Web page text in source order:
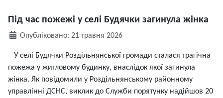
Під час пожежі у селі Будячки загинула жінка
ДеталіОпубліковано: 21 травня 2026
У селі Будячки Роздільнянської громади сталася трагічна
пожежа у житловому будинку, внаслідок якої загинула
жінка. Як повідомили у Роздільнянському районному
управлінні ДСНС, виклик до Служби порятунку надійшов 20